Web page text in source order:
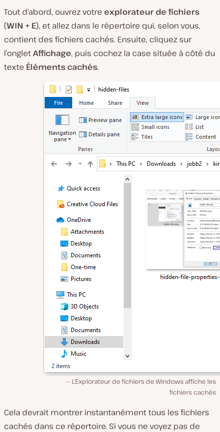
Tout d’abord, ouvrez votre explorateur de fichiers
(WIN + E), et allez dans le répertoire qui, selon vous,
contient des fichiers cachés. Ensuite, cliquez sur
l’ongletAffichage, puis cochez la case située à côté du
texte Éléments cachés.
L’Explorateur de fichiers de Windows affiche les
fichiers cachés
Cela devrait montrer instantanément tous les fichiers
cachés dans ce répertoire. Si vous ne voyez pas de